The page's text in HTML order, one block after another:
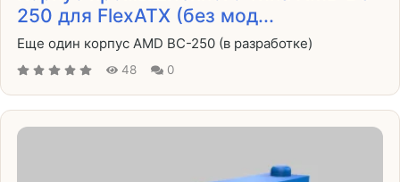
250 для FlexATX (без мод...
Еще один корпус AMD BC-250 (в разработке)
48 0